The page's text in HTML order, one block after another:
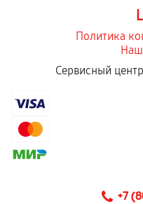
Политика
Сервисный
+7